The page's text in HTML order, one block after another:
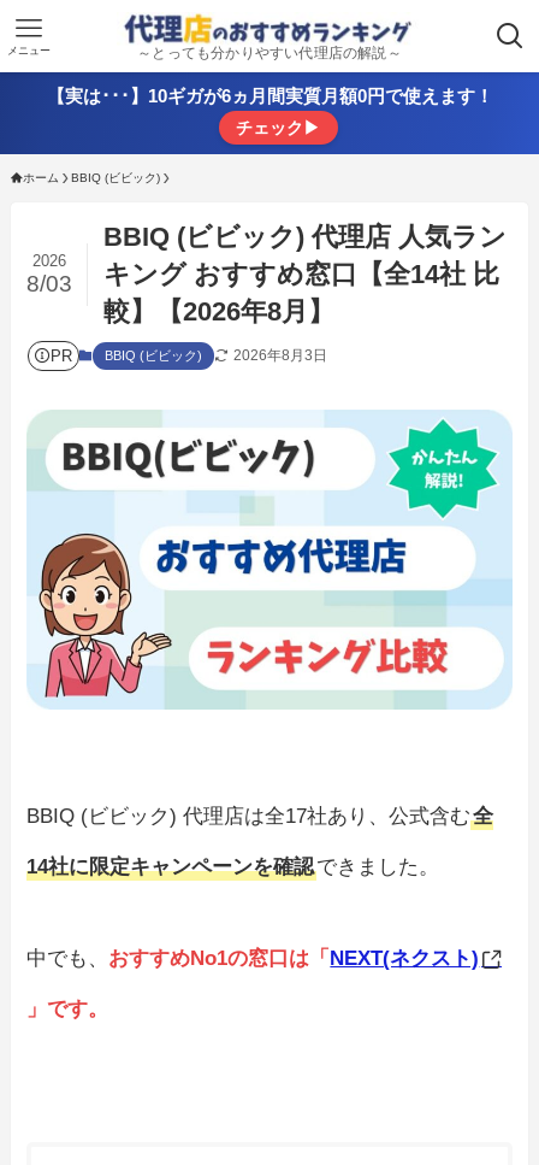
～とっても分かりやすい代理店の解説～
メニュー
【実は･･･】10ギガが6ヵ月間実質月額0円で使えます！
チェック▶
ホーム BBIQ (ビビック)
BBIQ (ビビック) 代理店 人気ラン
キング おすすめ窓口【全14社 比
較】【2026年8月】
2026
8/03
PR BBIQ (ビビック) 2026年8月3日
BBIQ (ビビック) 代理店は全17社あり、公式含む全
14社に限定キャンペーンを確認できました。
中でも、 おすすめNo1の窓口は「 NEXT(ネクスト)
」です。